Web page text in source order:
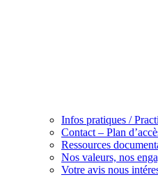
Infos pratiques /
Contact – Plan
Ressources
Nos valeurs, nos
Votre avis nous